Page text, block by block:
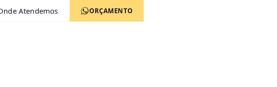
Atendemos ORÇAMENTO